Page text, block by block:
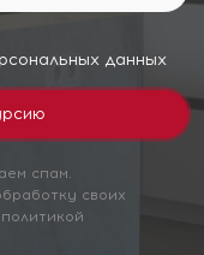
данных
спам.
своих